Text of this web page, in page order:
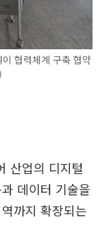
협력체계 구축 협약
산업의 디지털
데이터 기술을
까지 확장되는